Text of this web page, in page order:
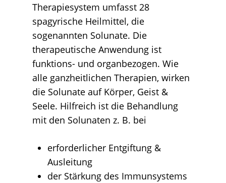
Therapiesystem umfasst 28
spagyrische Heilmittel, die
sogenannten Solunate. Die
therapeutische Anwendung ist
funktions- und organbezogen. Wie
alle ganzheitlichen Therapien, wirken
die Solunate auf Körper, Geist &
Seele. Hilfreich ist die Behandlung
mit den Solunaten z. B. bei
erforderlicher Entgiftung &
Ausleitung
der Stärkung des Immunsystems